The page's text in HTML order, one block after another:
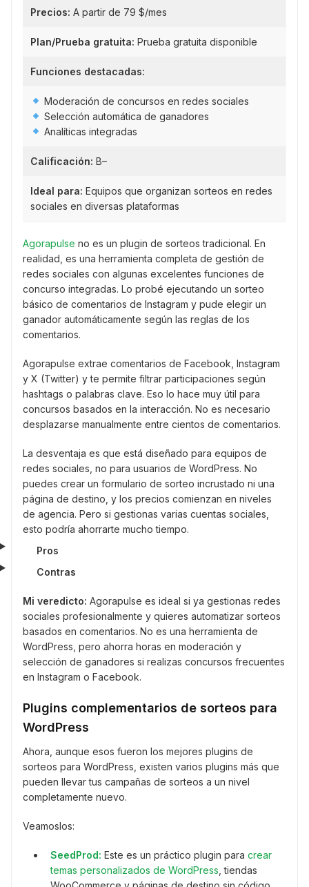
Precios: A partir de 79 $/mes
Plan/Prueba gratuita: Prueba gratuita disponible
Funciones destacadas:
Moderación de concursos en redes sociales
Selección automática de ganadores
Analíticas integradas
Calificación: B–
Ideal para: Equipos que organizan sorteos en redes
sociales en diversas plataformas
Agorapulse no es un plugin de sorteos tradicional. En
realidad, es una herramienta completa de gestión de
redes sociales con algunas excelentes funciones de
concurso integradas. Lo probé ejecutando un sorteo
básico de comentarios de Instagram y pude elegir un
ganador automáticamente según las reglas de los
comentarios.
Agorapulse extrae comentarios de Facebook, Instagram
y X (Twitter) y te permite filtrar participaciones según
hashtags o palabras clave. Eso lo hace muy útil para
concursos basados en la interacción. No es necesario
desplazarse manualmente entre cientos de comentarios.
La desventaja es que está diseñado para equipos de
redes sociales, no para usuarios de WordPress. No
puedes crear un formulario de sorteo incrustado ni una
página de destino, y los precios comienzan en niveles
de agencia. Pero si gestionas varias cuentas sociales,
esto podría ahorrarte mucho tiempo.
Pros
Contras
Mi veredicto: Agorapulse es ideal si ya gestionas redes
sociales profesionalmente y quieres automatizar sorteos
basados en comentarios. No es una herramienta de
WordPress, pero ahorra horas en moderación y
selección de ganadores si realizas concursos frecuentes
en Instagram o Facebook.
Plugins complementarios de sorteos para
WordPress
Ahora, aunque esos fueron los mejores plugins de
sorteos para WordPress, existen varios plugins más que
pueden llevar tus campañas de sorteos a un nivel
completamente nuevo.
Veamoslos:
SeedProd: Este es un práctico plugin para crear
temas personalizados de WordPress , tiendas